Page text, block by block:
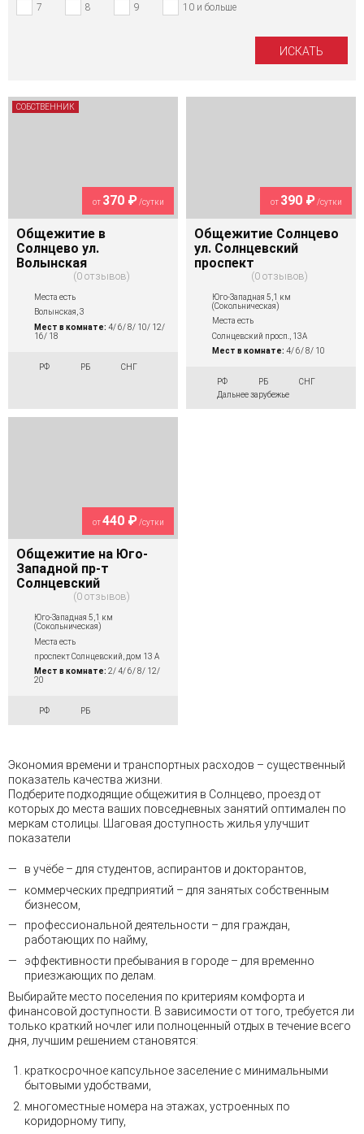
7
8 9 10 и больше
от 370 ₽/сутки
Общежитие в
Солнцево ул.
Волынская
0 отзывов
Места есть
Волынская, 3
Мест в комнате: 4/ 6/ 8/ 10/ 12/
16/ 18
РФ РБ СНГ
СОБСТВЕННИК
от 390 ₽/сутки
Общежитие Солнцево
ул. Солнцевский
проспект
0 отзывов
Юго-Западная 5,1 км
(Сокольническая)
Места есть
Солнцевский просп., 13А
Мест в комнате: 4/ 6/ 8/ 10
РФ РБ
СНГ
Дальнее зарубежье
от440 ₽/сутки
Общежитие на Юго-
Западной пр-т
Солнцевский
0 отзывов
Юго-Западная 5,1 км
(Сокольническая)
Места есть
проспект Солнцевский, дом 13 А
Мест в комнате: 2/ 4/ 6/ 8/ 12/
20
РФ РБ
Экономия времени и транспортных расходов – существенный
показатель качества жизни.
Подберите подходящие общежития в Солнцево, проезд от
которых до места ваших повседневных занятий оптимален по
меркам столицы. Шаговая доступность жилья улучшит
показатели
в учёбе – для студентов, аспирантов и докторантов,
коммерческих предприятий – для занятых собственным
бизнесом,
профессиональной деятельности – для граждан,
работающих по найму,
эффективности пребывания в городе – для временно
приезжающих по делам.
Выбирайте место поселения по критериям комфорта и
финансовой доступности. В зависимости от того, требуется ли
только краткий ночлег или полноценный отдых в течение всего
дня, лучшим решением становятся:
краткосрочное капсульное заселение с минимальными
бытовыми удобствами,
многоместные номера на этажах, устроенных по
коридорному типу,